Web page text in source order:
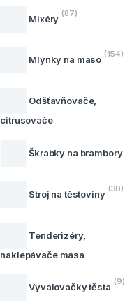
Mixéry (87)
Mlýnky na maso (154)
Odšťavňovače,
citrusovače
Škrabky na brambory
Stroj na těstoviny (30)
Tenderizéry,
naklepávače masa
Vyvalovačky těsta (9)